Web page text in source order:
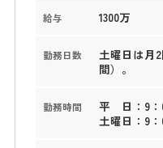
給与 1300万
勤務日数
土曜日は月
間）。
勤務時間
平 日：9：
土曜日：9：